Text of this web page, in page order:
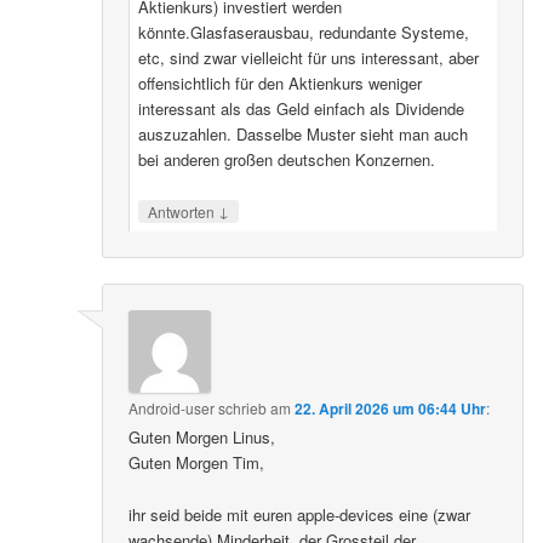
Aktienkurs) investiert werden
könnte.Glasfaserausbau, redundante Systeme,
etc, sind zwar vielleicht für uns interessant, aber
offensichtlich für den Aktienkurs weniger
interessant als das Geld einfach als Dividende
auszuzahlen. Dasselbe Muster sieht man auch
bei anderen großen deutschen Konzernen.
Antworten ↓
Android-userschriebam22. April 2026 um 06:44 Uhr:
Guten Morgen Linus,
Guten Morgen Tim,
ihr seid beide mit euren apple-devices eine (zwar